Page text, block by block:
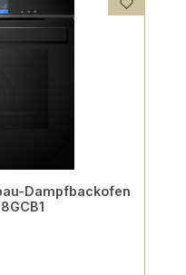
Dampfbackofen